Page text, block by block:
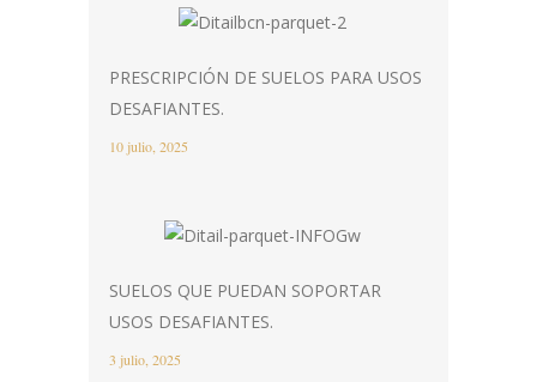
PRESCRIPCIÓN DE SUELOS PARA USOS
DESAFIANTES.
10 julio, 2025
SUELOS QUE PUEDAN SOPORTAR
USOS DESAFIANTES.
3 julio, 2025